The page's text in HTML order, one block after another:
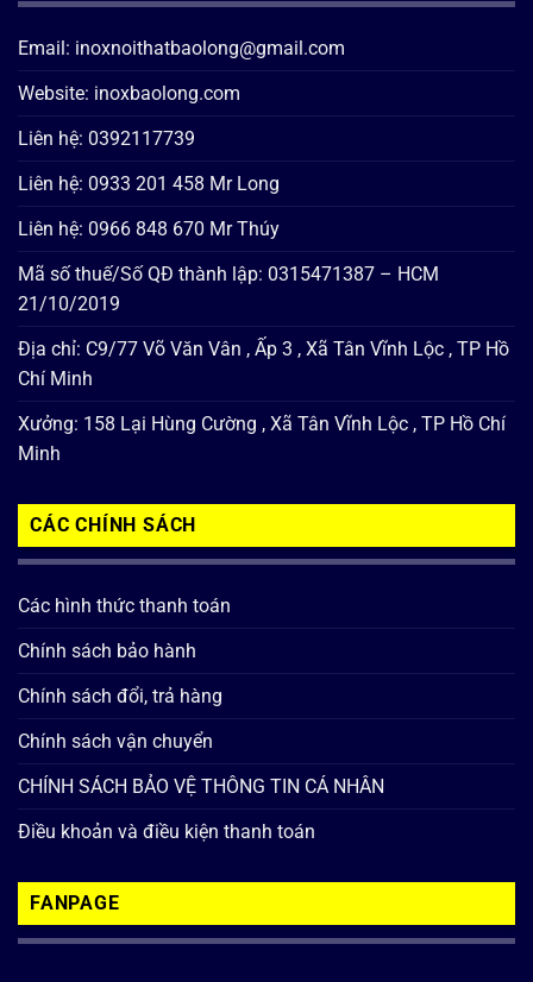
Email: inoxnoithatbaolong@gmail.com
Website: inoxbaolong.com
Liên hệ: 0392117739
Liên hệ: 0933 201 458 Mr Long
Liên hệ: 0966 848 670 Mr Thúy
Mã số thuế/Số QĐ thành lập: 0315471387 – HCM
21/10/2019
Địa chỉ: C9/77 Võ Văn Vân , Ấp 3 , Xã Tân Vĩnh Lộc , TP Hồ
Chí Minh
Xưởng: 158 Lại Hùng Cường , Xã Tân Vĩnh Lộc , TP Hồ Chí
Minh
CÁC CHÍNH SÁCH
Các hình thức thanh toán
Chính sách bảo hành
Chính sách đổi, trả hàng
Chính sách vận chuyển
CHÍNH SÁCH BẢO VỆ THÔNG TIN CÁ NHÂN
Điều khoản và điều kiện thanh toán
FANPAGE